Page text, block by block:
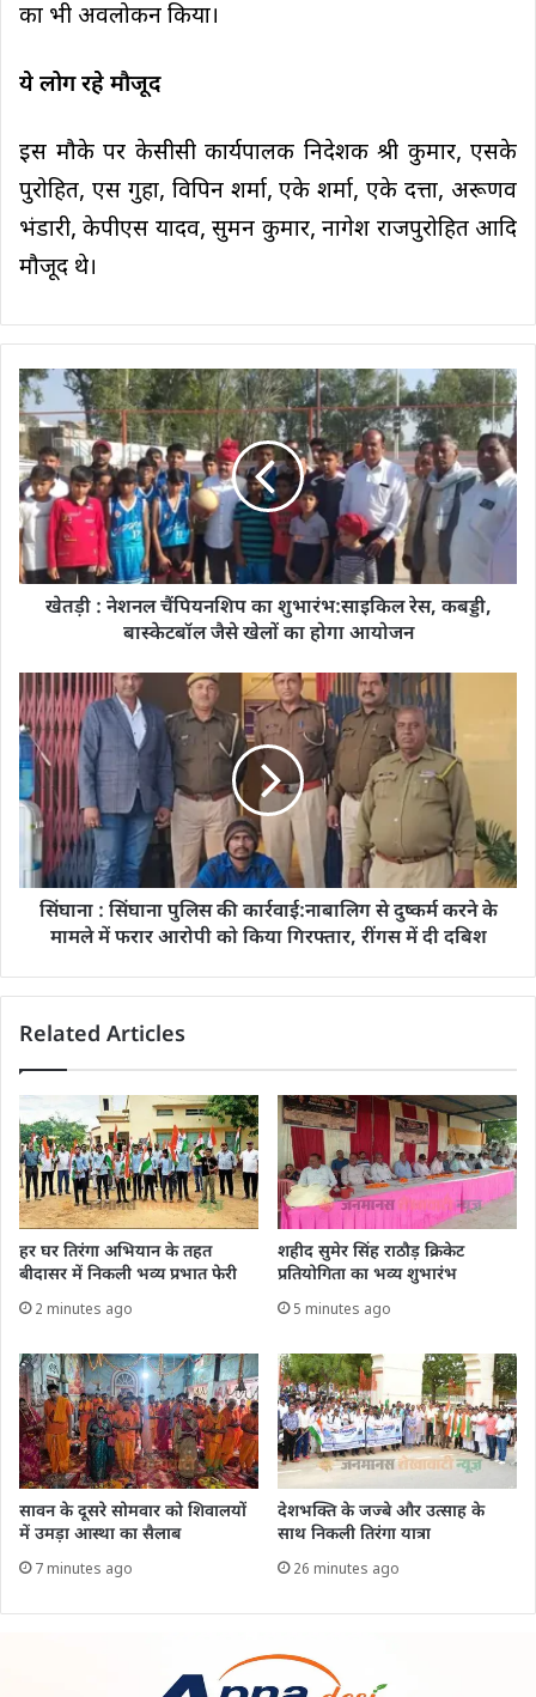
का भी अवलोकन किया।
ये लोग रहे मौजूद
इस मौके पर केसीसी कार्यपालक निदेशक श्री कुमार, एसके
पुरोहित, एस गुहा, विपिन शर्मा, एके शर्मा, एके दत्ता, अरूणव
भंडारी, केपीएस यादव, सुमन कुमार, नागेश राजपुरोहित आदि
मौजूद थे।
खेतड़ी : नेशनल चैंपियनशिप का शुभारंभ:साइकिल रेस, कबड्डी,
बास्केटबॉल जैसे खेलों का होगा आयोजन
सिंघाना : सिंघाना पुलिस की कार्रवाई:नाबालिग से दुष्कर्म करने के
मामले में फरार आरोपी को किया गिरफ्तार, रींगस ​​​​​​​में दी दबिश
Related Articles
हर घर तिरंगा अभियान के तहत
बीदासर में निकली भव्य प्रभात फेरी
2 minutes ago
शहीद सुमेर सिंह राठौड़ क्रिकेट
प्रतियोगिता का भव्य शुभारंभ
5 minutes ago
सावन के दूसरे सोमवार को शिवालयों
में उमड़ा आस्था का सैलाब
7 minutes ago
देशभक्ति के जज्बे और उत्साह के
साथ निकली तिरंगा यात्रा
26 minutes ago